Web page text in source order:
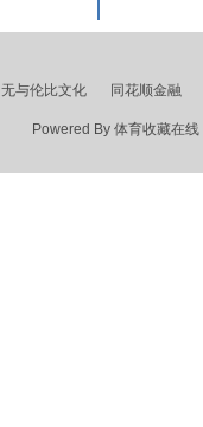
无与伦比文化 同花顺金融
Powered By 体育收藏在